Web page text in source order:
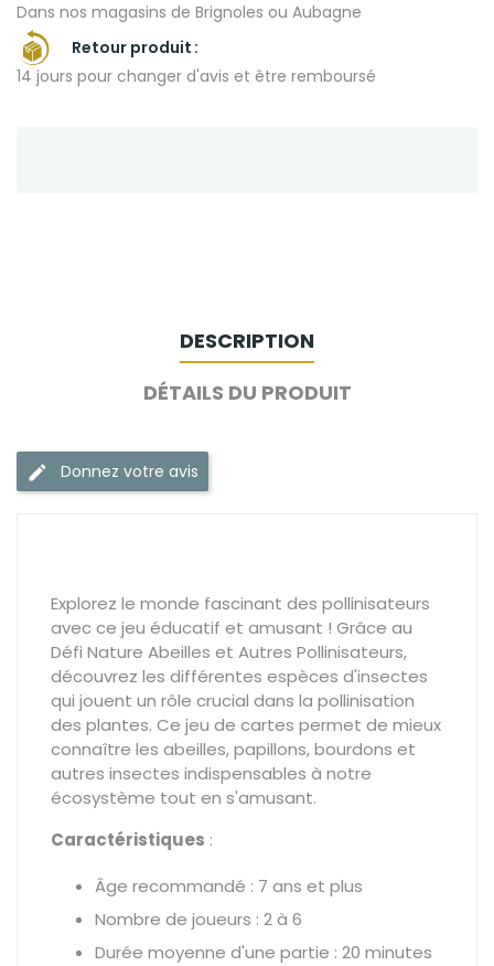
Dans nos magasins de Brignoles ou Aubagne
Retour produit
14 jours pour changer d'avis et être remboursé
DESCRIPTION
DÉTAILS DU PRODUIT
Donnez votre avis
Explorez le monde fascinant des pollinisateurs
avec ce jeu éducatif et amusant ! Grâce au
Défi Nature Abeilles et Autres Pollinisateurs,
découvrez les différentes espèces d'insectes
qui jouent un rôle crucial dans la pollinisation
des plantes. Ce jeu de cartes permet de mieux
connaître les abeilles, papillons, bourdons et
autres insectes indispensables à notre
écosystème tout en s'amusant.
Caractéristiques :
Âge recommandé : 7 ans et plus
Nombre de joueurs : 2 à 6
Durée moyenne d'une partie : 20 minutes